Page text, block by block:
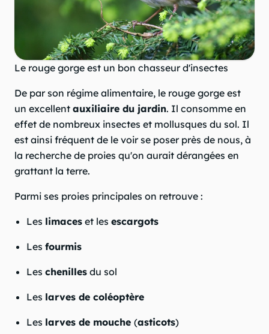
Le rouge gorge est un bon chasseur d'insectes
De par son régime alimentaire, le rouge gorge est
un excellent auxiliaire du jardin. Il consomme en
effet de nombreux insectes et mollusques du sol. Il
est ainsi fréquent de le voir se poser près de nous, à
la recherche de proies qu'on aurait dérangées en
grattant la terre.
Parmi ses proies principales on retrouve :
Les limaces et les escargots
Les fourmis
Les chenilles du sol
Les larves de coléoptère
Les larves de mouche (asticots)